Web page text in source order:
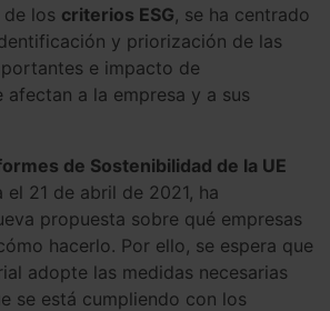
los criterios ESG, se ha centrado
y priorización de las
e impacto de
afectan a la empresa y a sus
de Sostenibilidad de la UE
el 21 de abril de 2021, ha
propuesta sobre qué empresas
hacerlo. Por ello, se espera que
adopte las medidas necesarias
se está cumpliendo con los